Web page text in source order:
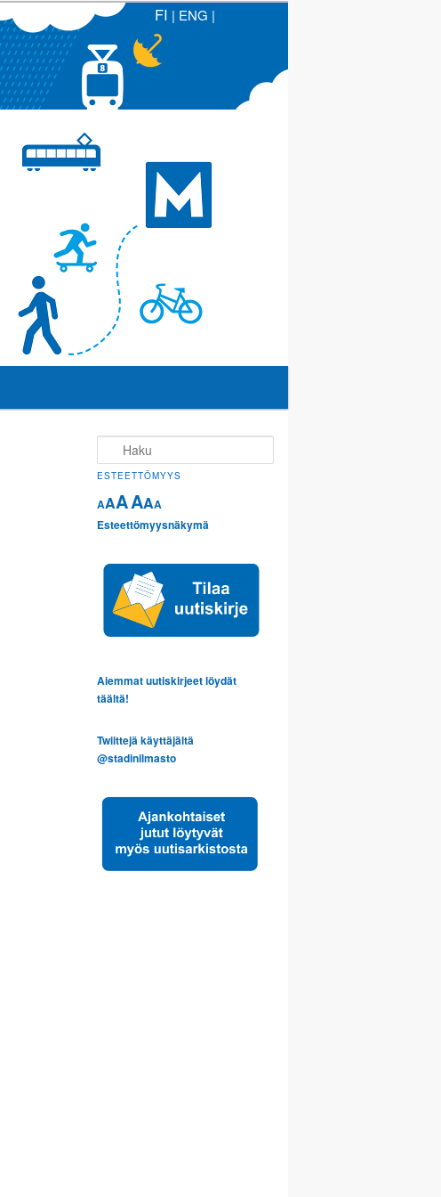
FI | ENG |
ESTEETTÖMYYS
AAAAAA
Esteettömyysnäkymä
Aiemmat uutiskirjeet löydät
täältä!
Twiittejä käyttäjältä
@stadinilmasto